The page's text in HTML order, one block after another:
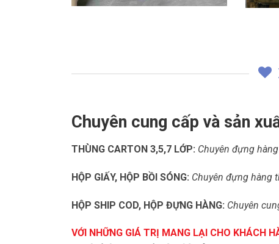
Chuyên cung cấp và sản
THÙNG CARTON 3,5,7 LỚP: Chuyên đựng
HỘP GIẤY, HỘP BỒI SÓNG: Chuyên đựng hàng
HỘP SHIP COD, HỘP ĐỰNG HÀNG: Chuyên
VỚI NHỮNG GIÁ TRỊ MANG LẠI CHO KHÁCH